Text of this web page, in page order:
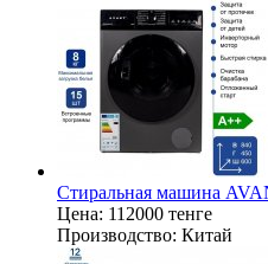
Стиральная машина
Цена: 112000 тенге
Производство: Китай